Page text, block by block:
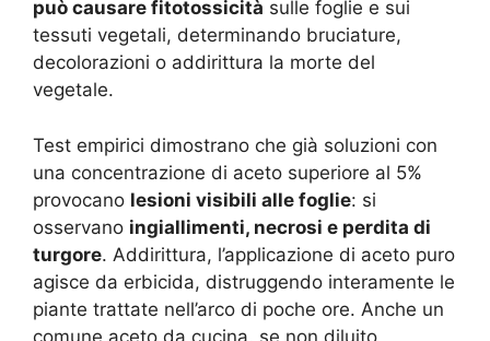
può causare fitotossicità sulle foglie e sui
tessuti vegetali, determinando bruciature,
decolorazioni o addirittura la morte del
vegetale.
Test empirici dimostrano che già soluzioni con
una concentrazione di aceto superiore al 5%
provocano lesioni visibili alle foglie: si
osservano ingiallimenti, necrosi e perdita di
turgore. Addirittura, l’applicazione di aceto puro
agisce da erbicida, distruggendo interamente le
piante trattate nell’arco di poche ore. Anche un
comune aceto da cucina, se non diluito